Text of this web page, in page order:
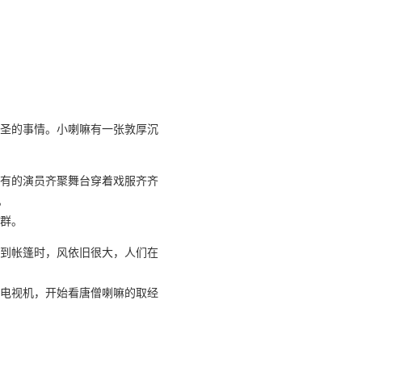
的事情。小喇嘛有一张敦厚沉
的演员齐聚舞台穿着戏服齐齐
。
帐篷时，风依旧很大，人们在
视机，开始看唐僧喇嘛的取经